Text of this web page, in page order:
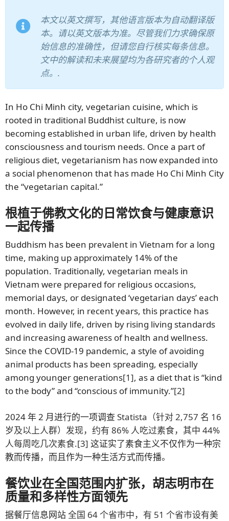
本文以英文撰写，其他语言版本为自动翻译版
本。请以英文版本为准。尽管我们力求确保原
始信息的准确性，但请您自行核实每条信息。
文中的解读和未来展望均为各研究者的个人观
点。.
In Ho Chi Minh city, vegetarian cuisine, which is
rooted in traditional Buddhist culture, is now
becoming established in urban life, driven by health
consciousness and tourism needs. Once a part of
religious diet, vegetarianism has now expanded into
a social phenomenon that has made Ho Chi Minh City
the “vegetarian capital.”
根植于佛教文化的日常饮食与健康意识
一起传播
Buddhism has been prevalent in Vietnam for a long
time, making up approximately 14% of the
population. Traditionally, vegetarian meals in
Vietnam were prepared for religious occasions,
memorial days, or designated ‘vegetarian days’ each
month. However, in recent years, this practice has
evolved in daily life, driven by rising living standards
and increasing awareness of health and wellness.
Since the COVID-19 pandemic, a style of avoiding
animal products has been spreading, especially
among younger generations[1], as a diet that is “kind
to the body” and “conscious of immunity.”[2]
2024 年 2 月进行的一项调查Statista（针对 2,757 名 16
岁及以上人群）发现，约有 86% 人吃过素食，其中 44%
人每周吃几次素食.[3] 这证实了素食主义不仅作为一种宗
教而传播，而且作为一种生活方式而传播。
餐饮业在全国范围内扩张，胡志明市在
质量和多样性方面领先
据餐厅信息网站全国 64 个省市中，有 51 个省市设有美